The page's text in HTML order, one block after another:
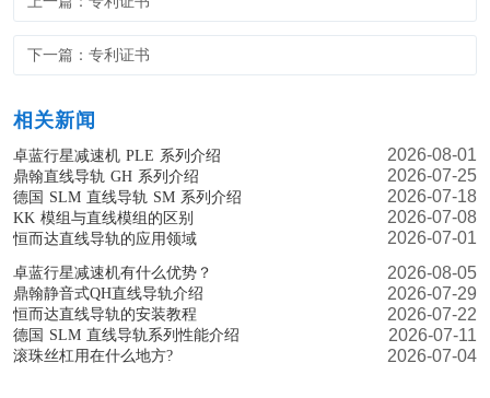
下一篇：专利证书
相关新闻
卓蓝行星减速机 PLE 系列介绍 2026-08-01
鼎翰直线导轨 GH 系列介绍 2026-07-25
德国 SLM 直线导轨 SM 系列介绍 2026-07-18
KK 模组与直线模组的区别 2026-07-08
恒而达直线导轨的应用领域 2026-07-01
卓蓝行星减速机有什么优势？ 2026-08-05
鼎翰静音式QH直线导轨介绍 2026-07-29
恒而达直线导轨的安装教程 2026-07-22
德国 SLM 直线导轨系列性能介绍 2026-07-11
滚珠丝杠用在什么地方? 2026-07-04